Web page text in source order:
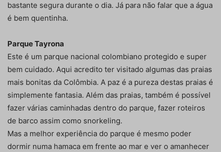
bastante segura durante o dia. Já para não falar que a água
é bem quentinha.
Parque Tayrona
Este é um parque nacional colombiano protegido e super
bem cuidado. Aqui acredito ter visitado algumas das praias
mais bonitas da Colômbia. A paz é a pureza destas praias é
simplemente fantasia. Além das praias, também é possível
fazer várias caminhadas dentro do parque, fazer roteiros
de barco assim como snorkeling.
Mas a melhor experiência do parque é mesmo poder
dormir numa hamaca em frente ao mar e ver o amanhecer